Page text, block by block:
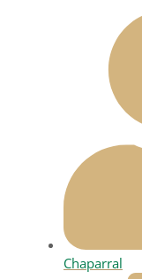
Chaparral